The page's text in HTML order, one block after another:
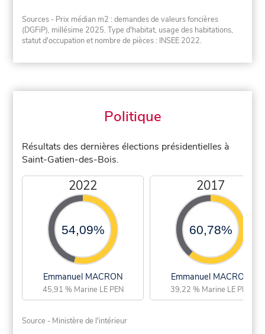
Sources - Prix médian m2 : demandes de valeurs foncières
(DGFiP), millésime 2025. Type d'habitat, usage des habitations,
statut d'occupation et nombre de pièces : INSEE 2022.
Politique
Résultats des dernières élections présidentielles à
Saint-Gatien-des-Bois.
2022
54,09%
Emmanuel MACRON
45,91 % Marine LE PEN
2017
60,78%
Emmanuel MACRON
39,22 % Marine LE PEN
Source - Ministère de l'intérieur